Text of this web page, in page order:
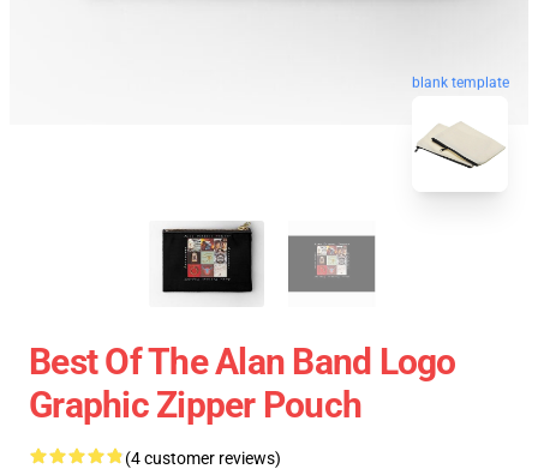
blank template
Best Of The Alan Band Logo
Graphic Zipper Pouch
(4 customer reviews)